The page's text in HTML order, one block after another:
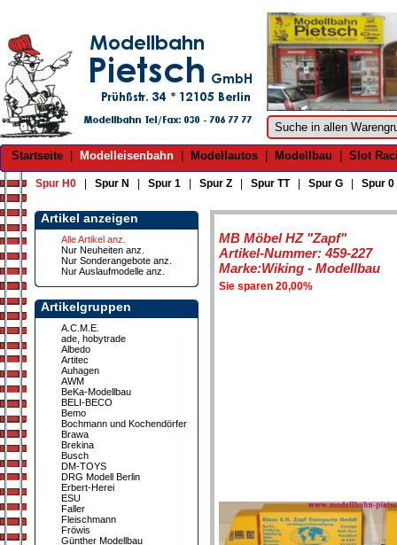
Startseite Modelleisenbahn Modellautos Modellbau Slot
Spur H0 Spur N Spur 1 Spur Z Spur TT| Spur G Spur 0
Artikel anzeigen
Alle Artikel anz.
Nur Neuheiten anz.
Nur Sonderangebote anz.
Nur Auslaufmodelle anz.
Artikelgruppen
A.C.M.E.
ade, hobytrade
Albedo
Artitec
Auhagen
AWM
BeKa-Modellbau
BELI-BECO
Bemo
Bochmann und Kochendörfer
Brawa
Brekina
Busch
DM-TOYS
DRG Modell Berlin
Erbert-Herei
ESU
Faller
Fleischmann
Fröwis
Günther Modellbau
MB Möbel HZ "Zapf"
Artikel-Nummer: 459-227
Marke:Wiking - Modellbau
Sie sparen 20,00%